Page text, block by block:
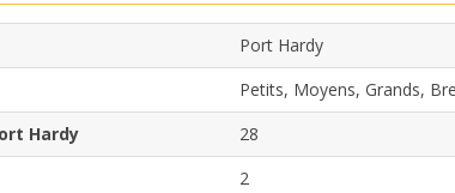
Port Hardy
Petits, Moyens, Grands,
Hardy
28
2